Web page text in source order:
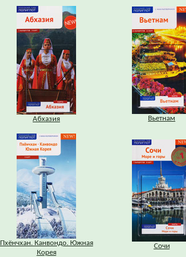
Абхазия Вьетнам
Пхёнчхан. Канвондо. Южная
Корея
Сочи